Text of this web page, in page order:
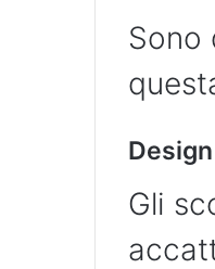
Sono
Gli